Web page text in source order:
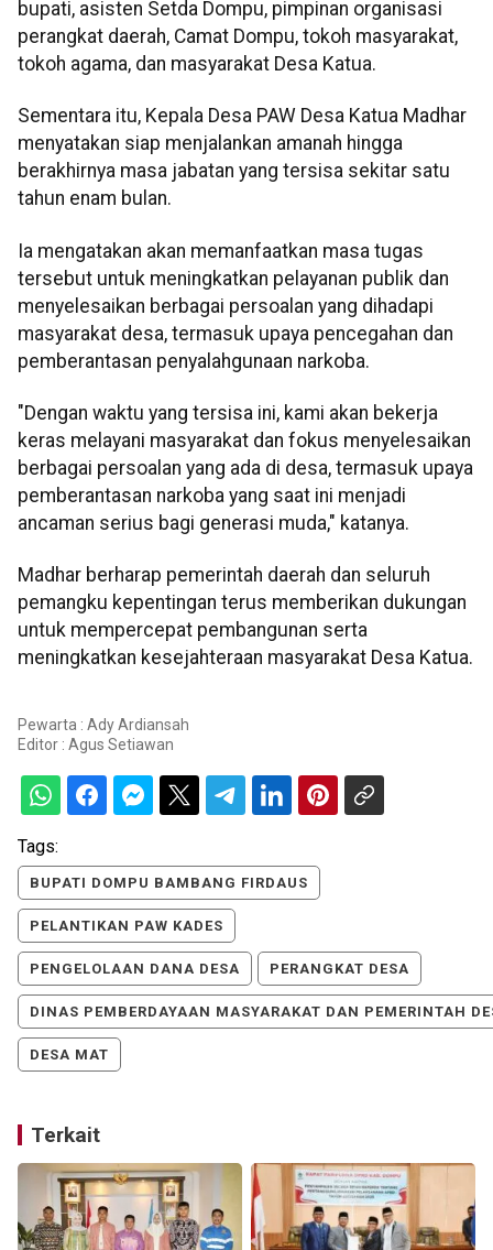
bupati, asisten Setda Dompu, pimpinan organisasi
perangkat daerah, Camat Dompu, tokoh masyarakat,
tokoh agama, dan masyarakat Desa Katua.
Sementara itu, Kepala Desa PAW Desa Katua Madhar
menyatakan siap menjalankan amanah hingga
berakhirnya masa jabatan yang tersisa sekitar satu
tahun enam bulan.
Ia mengatakan akan memanfaatkan masa tugas
tersebut untuk meningkatkan pelayanan publik dan
menyelesaikan berbagai persoalan yang dihadapi
masyarakat desa, termasuk upaya pencegahan dan
pemberantasan penyalahgunaan narkoba.
"Dengan waktu yang tersisa ini, kami akan bekerja
keras melayani masyarakat dan fokus menyelesaikan
berbagai persoalan yang ada di desa, termasuk upaya
pemberantasan narkoba yang saat ini menjadi
ancaman serius bagi generasi muda," katanya.
Madhar berharap pemerintah daerah dan seluruh
pemangku kepentingan terus memberikan dukungan
untuk mempercepat pembangunan serta
meningkatkan kesejahteraan masyarakat Desa Katua.
Pewarta : Ady Ardiansah
Editor : Agus Setiawan
Tags:
BUPATI DOMPU BAMBANG FIRDAUS
PELANTIKAN PAW KADES
PENGELOLAAN DANA DESA PERANGKAT DESA
DINAS PEMBERDAYAAN MASYARAKAT DAN PEMERINTAH
DESA MAT
Terkait